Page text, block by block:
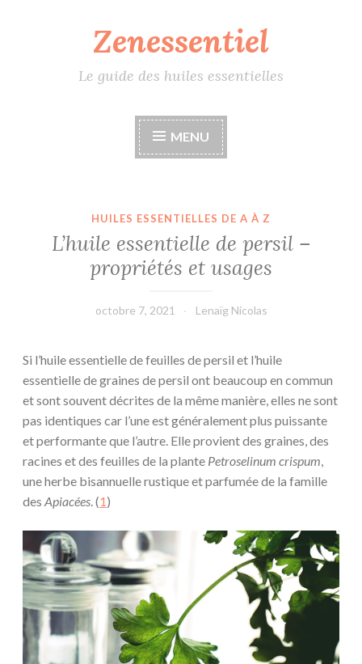
Zenessentiel
Le guide des huiles essentielles
MENU
HUILES ESSENTIELLES DE A À Z
L’huile essentielle de persil –
propriétés et usages
octobre 7, 2021 Lenaïg Nicolas
Si l’huile essentielle de feuilles de persil et l’huile
essentielle de graines de persil ont beaucoup en commun
et sont souvent décrites de la même manière, elles ne sont
pas identiques car l’une est généralement plus puissante
et performante que l’autre. Elle provient des graines, des
racines et des feuilles de la plante Petroselinum crispum,
une herbe bisannuelle rustique et parfumée de la famille
des Apiacées. (1)